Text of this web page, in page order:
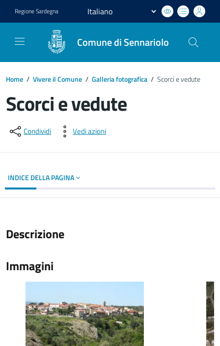
RegioneSardegna
Comune di Sennariolo
Home / Vivere il Comune / Galleria fotografica / Scorci e vedute
Scorci e vedute
Dettagli del documento
Condividi Vedi azioni
INDICE DELLA PAGINA
Descrizione
Immagini